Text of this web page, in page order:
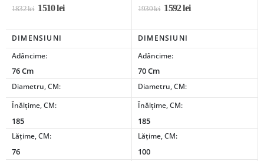
1832lei 1510lei 1930lei 1592lei
DIMENSIUNI
DIMENSIUNI
Adâncime:
76 Cm
Adâncime:
70 Cm
Diametru, CM:
Diametru, CM:
Înălțime, CM:
185
Înălțime, CM:
185
Lățime, CM:
76
Lățime, CM:
100